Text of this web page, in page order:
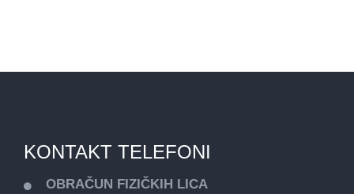
KONTAKT TELEFONI
OBRAČUN FIZIČKIH LICA